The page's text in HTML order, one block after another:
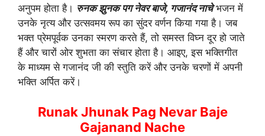
अनुपम होता है। रुनक झुनक पग नेवर बाजे, गजानंद नाचेभजन में
उनके नृत्य और उत्सवमय रूप का सुंदर वर्णन किया गया है। जब
भक्त प्रेमपूर्वक उनका स्मरण करते हैं, तो समस्त विघ्न दूर हो जाते
हैं और चारों ओर शुभता का संचार होता है। आइए, इस भक्तिगीत
के माध्यम से गजानंद जी की स्तुति करें और उनके चरणों में अपनी
भक्ति अर्पित करें।
Runak Jhunak Pag Nevar Baje
Gajanand Nache